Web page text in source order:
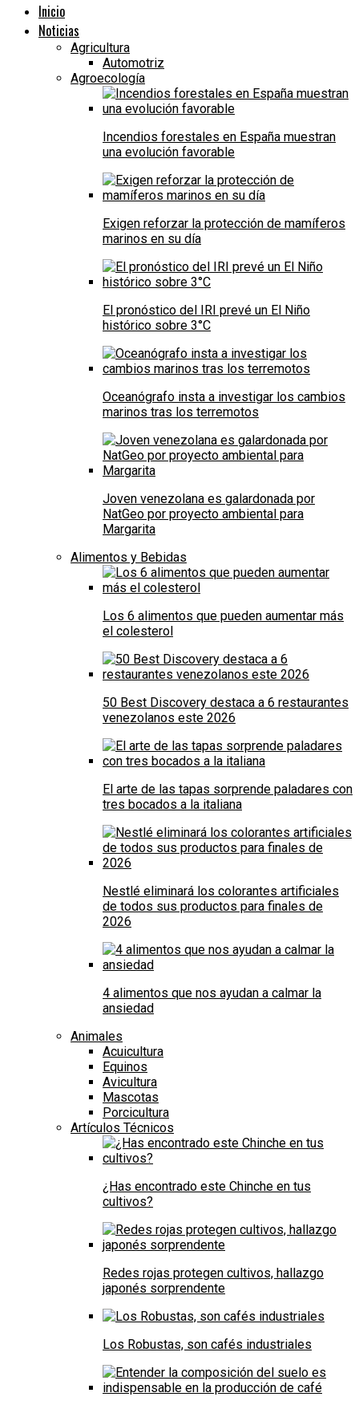
Inicio
Noticias
Agricultura
Automotriz
Agroecología
Incendios forestales en España muestran
una evolución favorable
Exigen reforzar la protección de mamíferos
marinos en su día
El pronóstico del IRI prevé un El Niño
histórico sobre 3°C
Oceanógrafo insta a investigar los cambios
marinos tras los terremotos
Joven venezolana es galardonada por
NatGeo por proyecto ambiental para
Margarita
Alimentos y Bebidas
Los 6 alimentos que pueden aumentar más
el colesterol
50 Best Discovery destaca a 6 restaurantes
venezolanos este 2026
El arte de las tapas sorprende paladares con
tres bocados a la italiana
Nestlé eliminará los colorantes artificiales
de todos sus productos para finales de
2026
4 alimentos que nos ayudan a calmar la
ansiedad
Animales
Acuicultura
Equinos
Avicultura
Mascotas
Porcicultura
Artículos Técnicos
¿Has encontrado este Chinche en tus
cultivos?
Redes rojas protegen cultivos, hallazgo
japonés sorprendente
Los Robustas, son cafés industriales